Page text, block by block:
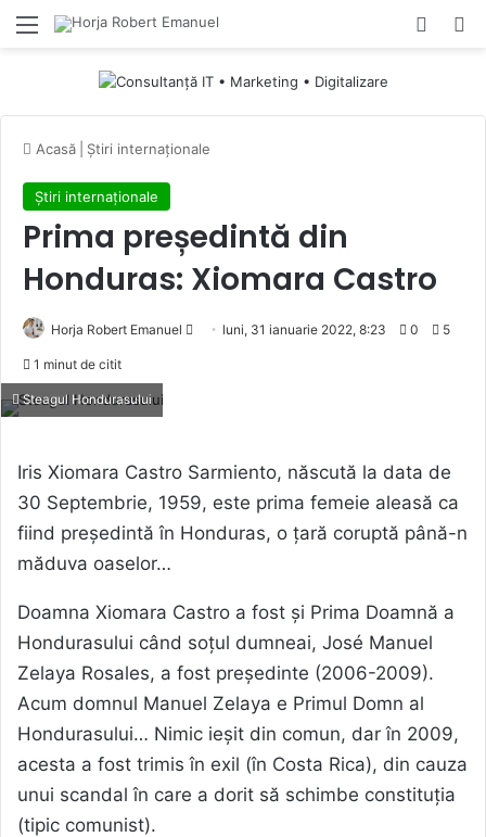
Menu
Acasă Știri internaționale
Știri internaționale
Prima președintă din
Honduras: Xiomara Castro
Horja Robert Emanuel
Send luni, 31 ianuarie 2022, 8:23 0 5
1 minut de citit
Steagul Hondurasului
Iris Xiomara Castro Sarmiento, născută la data de
30 Septembrie, 1959, este prima femeie aleasă ca
fiind președintă în Honduras, o țară coruptă până-n
măduva oaselor…
Doamna Xiomara Castro a fost și Prima Doamnă a
Hondurasului când soțul dumneai, José Manuel
Zelaya Rosales, a fost președinte (2006-2009).
Acum domnul Manuel Zelaya e Primul Domn al
Hondurasului… Nimic ieșit din comun, dar în 2009,
acesta a fost trimis în exil (în Costa Rica), din cauza
unui scandal în care a dorit să schimbe constituția
(tipic comunist).